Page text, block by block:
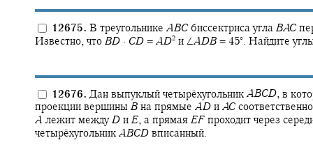
12675. В треугольнике ABC биссектриса угла BAC
Известно, что BD · CD = AD2 и ∠ADB = 45‍∘ . Найдите
12676. Дан выпуклый четырёхугольник ABCD, в
проекции вершины B на прямые AD и AC
A лежит междуD и E, а прямая EF проходит через
четырёхугольник ABCD вписанный.